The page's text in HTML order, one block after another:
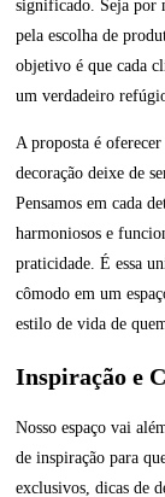
significado. Seja por
pela escolha de
objetivo é que cada
um verdadeiro
A proposta é
decoração deixe de
Pensamos em cada
harmoniosos e
praticidade. É essa
cômodo em um
estilo de vida de
Inspiração e
Nosso espaço vai
de inspiração para
exclusivos, dicas de